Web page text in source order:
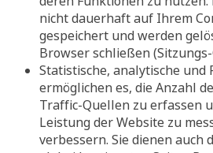
nicht dauerhaft auf Ihrem
gespeichert und werden
Browser schließen (Sitzungs-
Statistische, analytische und
ermöglichen es, die Anzahl
Traffic-Quellen zu erfassen
Leistung der Website zu
verbessern. Sie dienen auch